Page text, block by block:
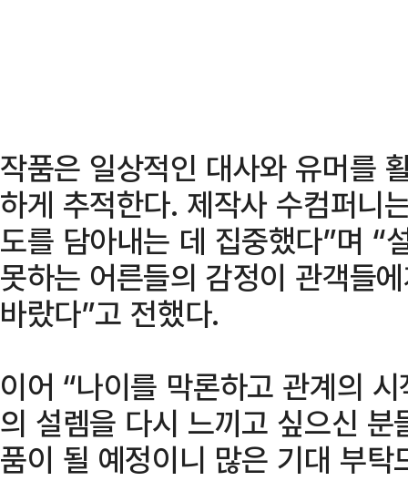
작품은 일상적인 대사와 유머를
하게 추적한다. 제작사 수컴퍼니
도를 담아내는 데 집중했다”며 “
못하는 어른들의 감정이 관객들
바랐다”고 전했다.
이어 “나이를 막론하고 관계의
의 설렘을 다시 느끼고 싶으신
품이 될 예정이니 많은 기대 부탁